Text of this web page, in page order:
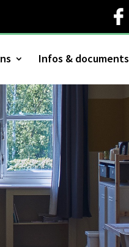
Infos & documents